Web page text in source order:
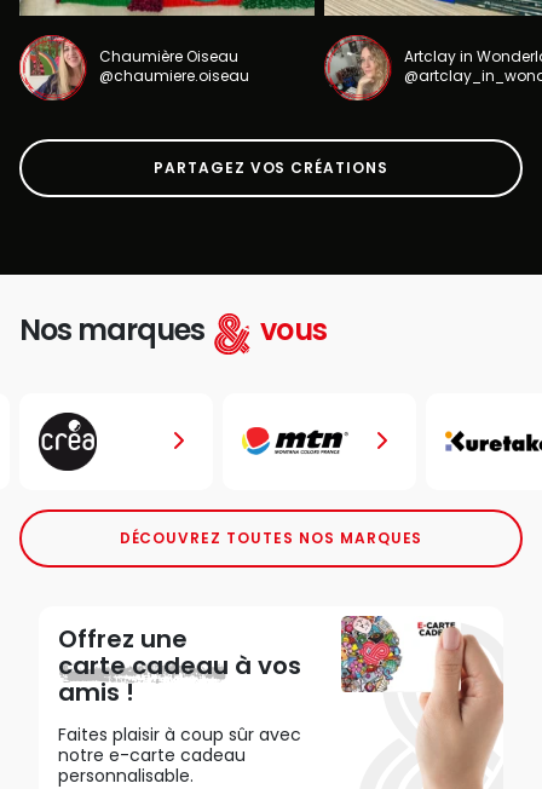
Chaumière Oiseau
@chaumiere.oiseau
Artclay in
PARTAGEZ VOS CRÉATIONS
Nos marques vous
DÉCOUVREZ TOUTES NOS MARQUES
Offrez une
carte cadeau à vos
amis !
Faites plaisir à coup sûr avec
notre e-carte cadeau
personnalisable.